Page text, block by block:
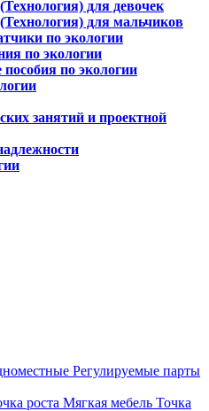
для девочек
для мальчиков
по экологии
по экологии
по экологии
занятий и проектной
Регулируемые парты
роста Мягкая мебель Точка